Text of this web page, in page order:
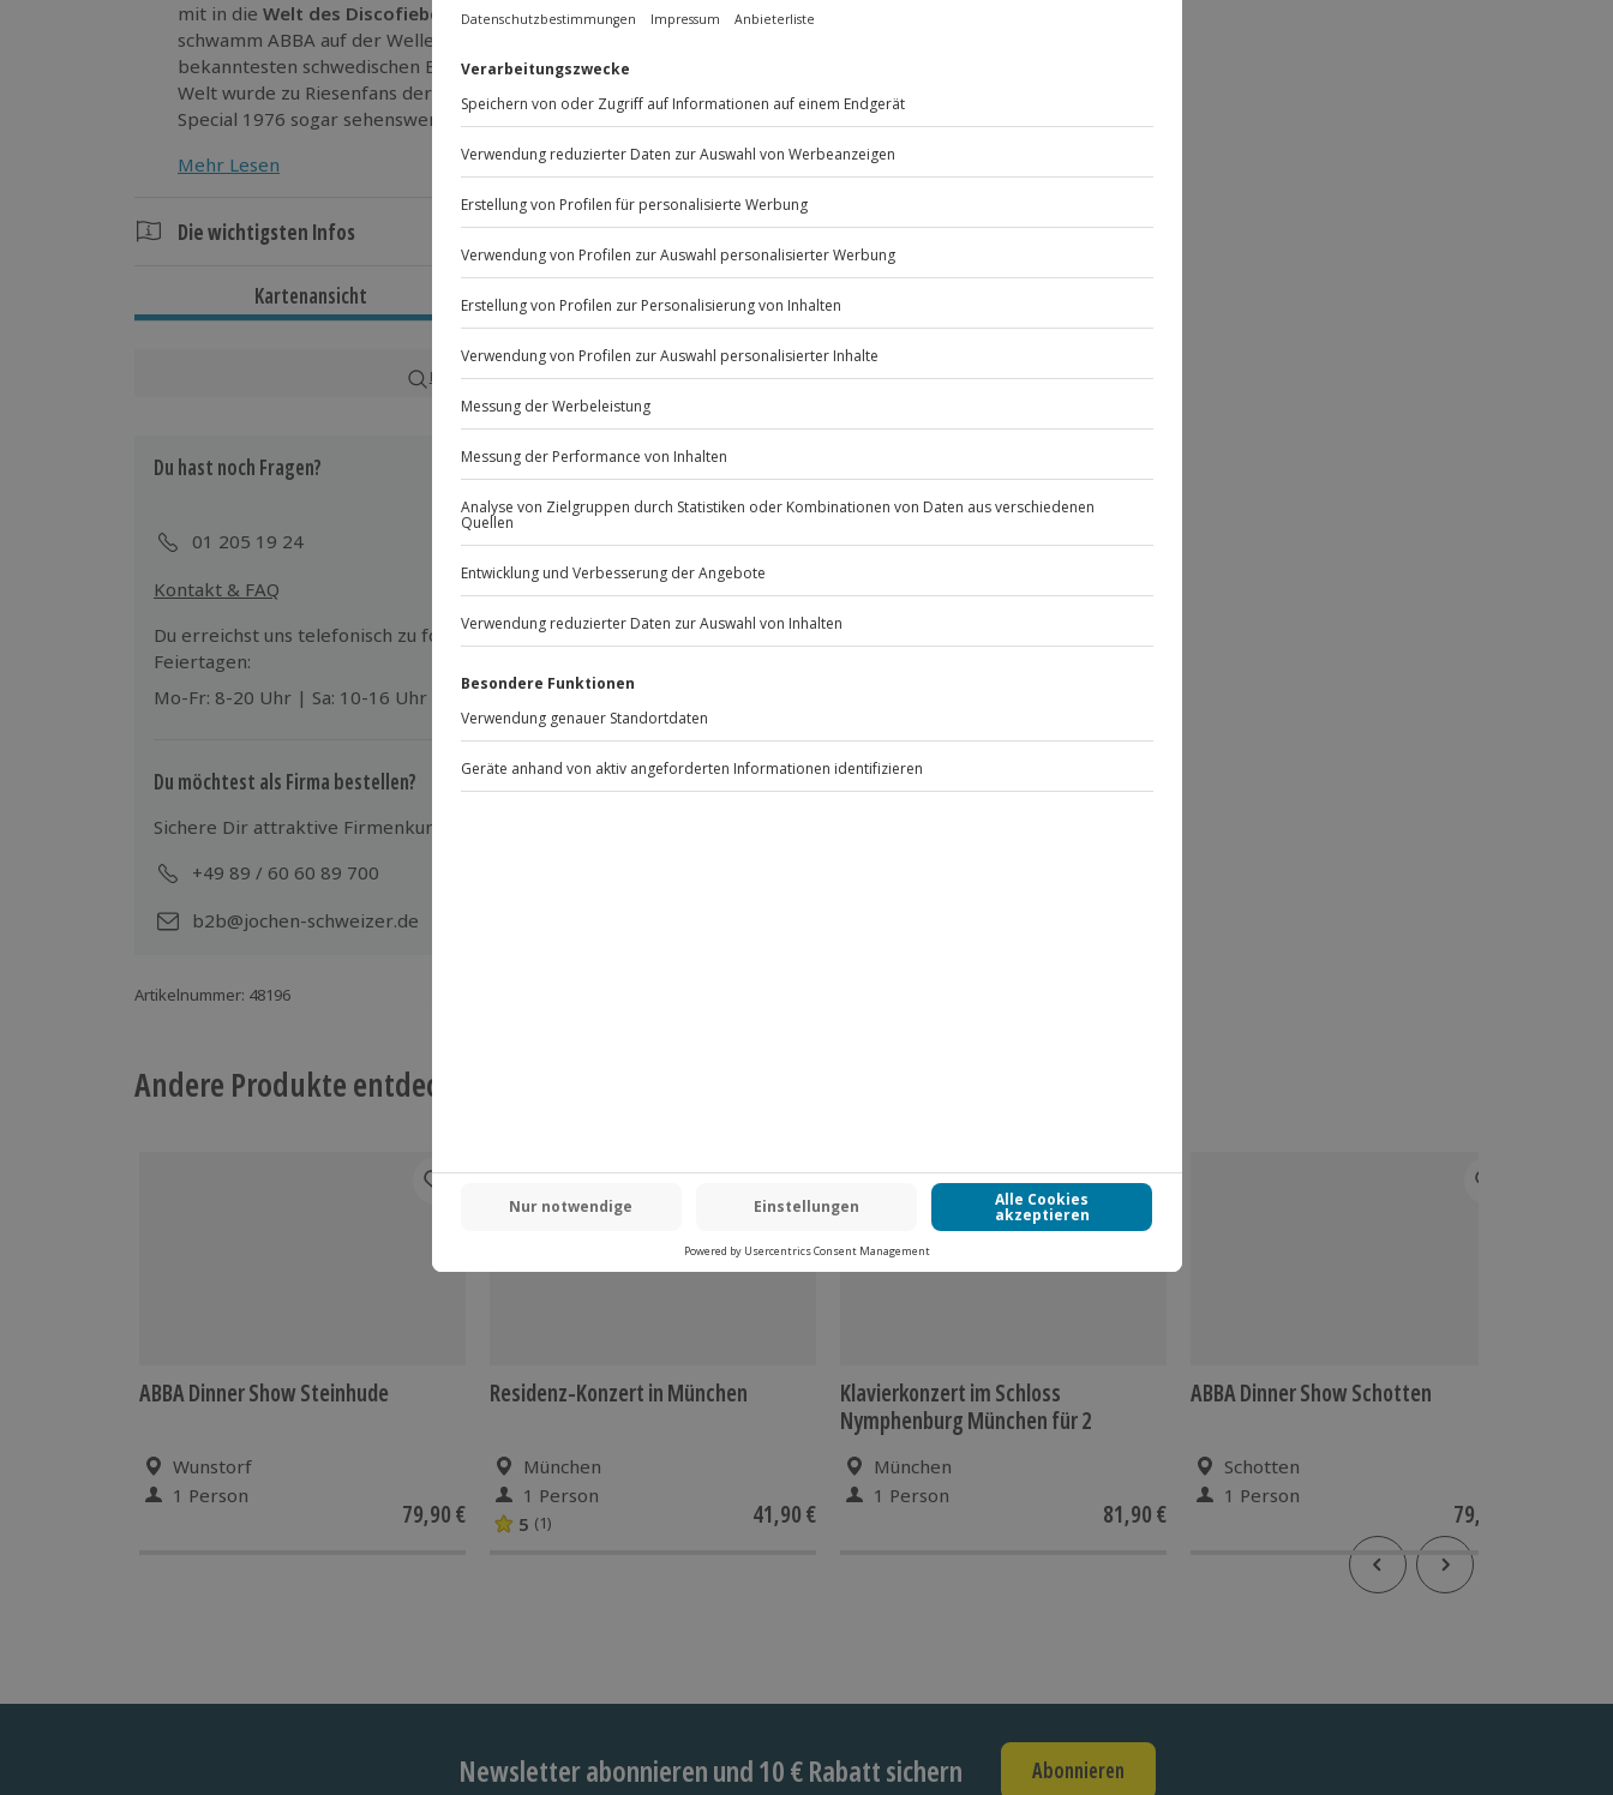
mit in die Welt des Discofiebers
. Nach ihrem Sieg beim ESC 1974
schwamm ABBA auf der Welle des Erfolgs und wurde bald zu einer der
bekanntesten schwedischen Bands. Insbesondere das andere Ende der
Welt wurde zu Riesenfans der Schweden. Die Aussies fanden ein ABBA TV-
Special 1976 sogar sehenswerter als die erste Mondlandung 1969.
Dancing Queen darf auf keiner Party fehlen – und du nicht bei derABBA-
Mehr Lesen
Die wichtigsten Infos
Ca. 2 Stunden (zzgl. 30 Minuten Pause)
Ganzjährig zu bestimmten Terminen verfügbar.
Teilnehmer
Kartenansicht Listenansicht
Karte in Großansicht
Du hast noch Fragen?
01 205 19 24
Kontakt & FAQ
81671 München
Du erreichst uns telefonisch zu folgenden Zeiten, außer an bundesweiten
Feiertagen:
Mo-Fr: 8-20 Uhr | Sa: 10-16 Uhr
Du möchtest als Firma bestellen?
Sichere Dir attraktive Firmenkunden Vorteile.
+49 89 / 60 60 89 700
b2b@jochen-schweizer.de
Artikelnummer: 48196
Andere Produkte entdecken
ABBA Dinner Show Steinhude
Wunstorf
1 Person
79,90 €
Residenz-Konzert in München
München
1 Person
5 (1) 41,90 €
Klavierkonzert im Schloss
Nymphenburg München für 2
München
1 Person
81,90 €
ABBA Dinner Show Schotten
Schotten
1 Person
79,90 €
Newsletter abonnieren und 10 € Rabatt sichern Abonnieren